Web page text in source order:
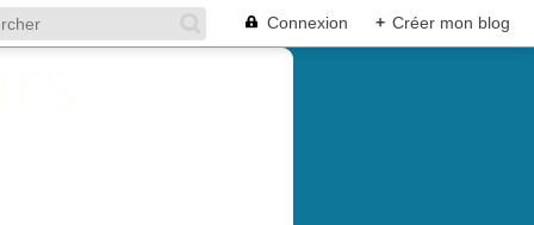
Connexion + Créer mon blog